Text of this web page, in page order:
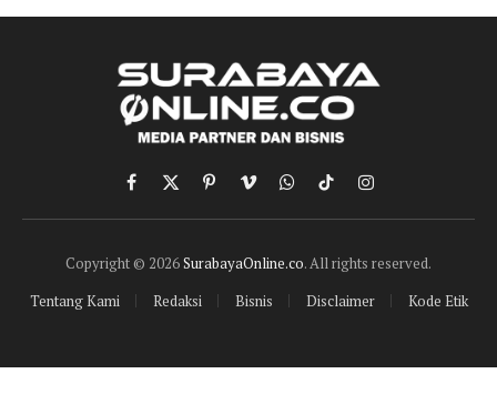
Facebook
X
(Twitter)
PinterestVimeoWhatsApp
TikTokInstagram
Copyright © 2026SurabayaOnline.co. All rights reserved.
Tentang Kami
Redaksi Bisnis Disclaimer Kode Etik